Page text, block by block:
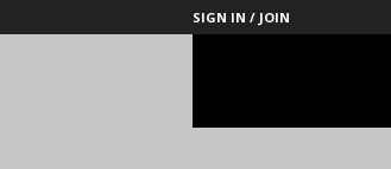
SIGN IN / JOIN
Management